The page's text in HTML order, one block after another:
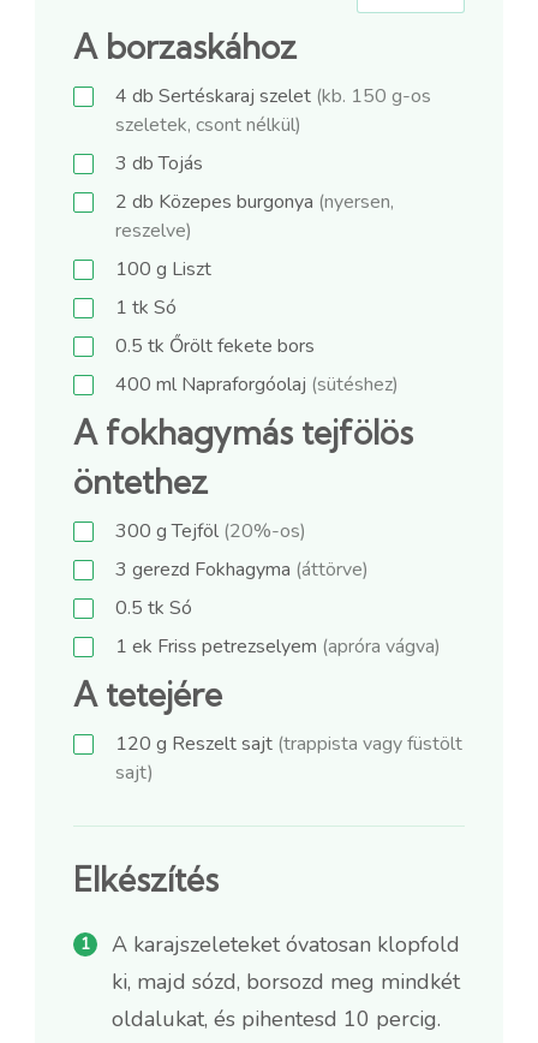
A borzaskához
4 db Sertéskaraj szelet (kb. 150 g-os
szeletek, csont nélkül)
3 dbTojás
2 db Közepes burgonya (nyersen,
reszelve)
100 g Liszt
1 tk Só
0.5 tk Őrölt fekete bors
400 ml Napraforgóolaj (sütéshez)
A fokhagymás tejfölös
öntethez
300 gTejföl (20%-os)
3 gerezd Fokhagyma (áttörve)
0.5 tk Só
1 ek Friss petrezselyem (apróra vágva)
A tetejére
120 g Reszelt sajt (trappista vagy füstölt
sajt)
Elkészítés
A karajszeleteket óvatosan klopfold
ki, majd sózd, borsozd meg mindkét
oldalukat, és pihentesd 10 percig.